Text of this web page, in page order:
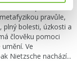
pravůle,
plný bolesti, úzkosti a
člověku pomoci
Ve
Nietzsche nachází...